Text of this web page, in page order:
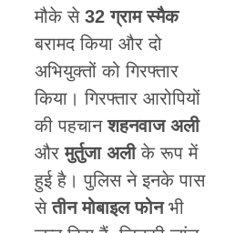
मौके से 32 ग्राम स्मैक
बरामद किया और दो
अभियुक्तों को गिरफ्तार
किया। गिरफ्तार आरोपियों
की पहचानशहनवाज अली
औरमुर्तुजा अलीके रूप में
हुई है। पुलिस ने इनके पास
सेतीन मोबाइल फोनभी